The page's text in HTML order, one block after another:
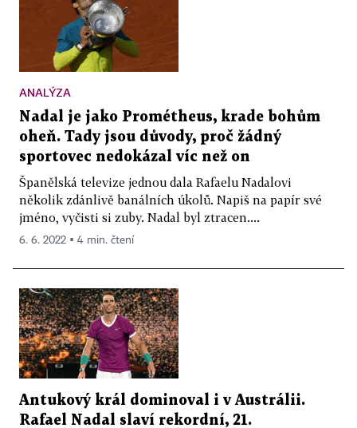
ANALÝZA
Nadal je jako Prométheus, krade bohům
oheň. Tady jsou důvody, proč žádný
sportovec nedokázal víc než on
Španělská televize jednou dala Rafaelu Nadalovi
několik zdánlivě banálních úkolů. Napiš na papír své
jméno, vyčisti si zuby. Nadal byl ztracen....
6. 6. 2022 ▪ 4 min. čtení
Antukový král dominoval i v Austrálii.
Rafael Nadal slaví rekordní, 21.